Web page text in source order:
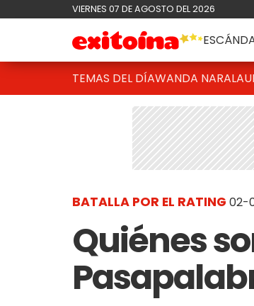
VIERNES 07 DE AGOSTO DEL 2026
TEMAS DEL DÍAWANDA NARA
BATALLA POR EL RATING 02-
Quiénes